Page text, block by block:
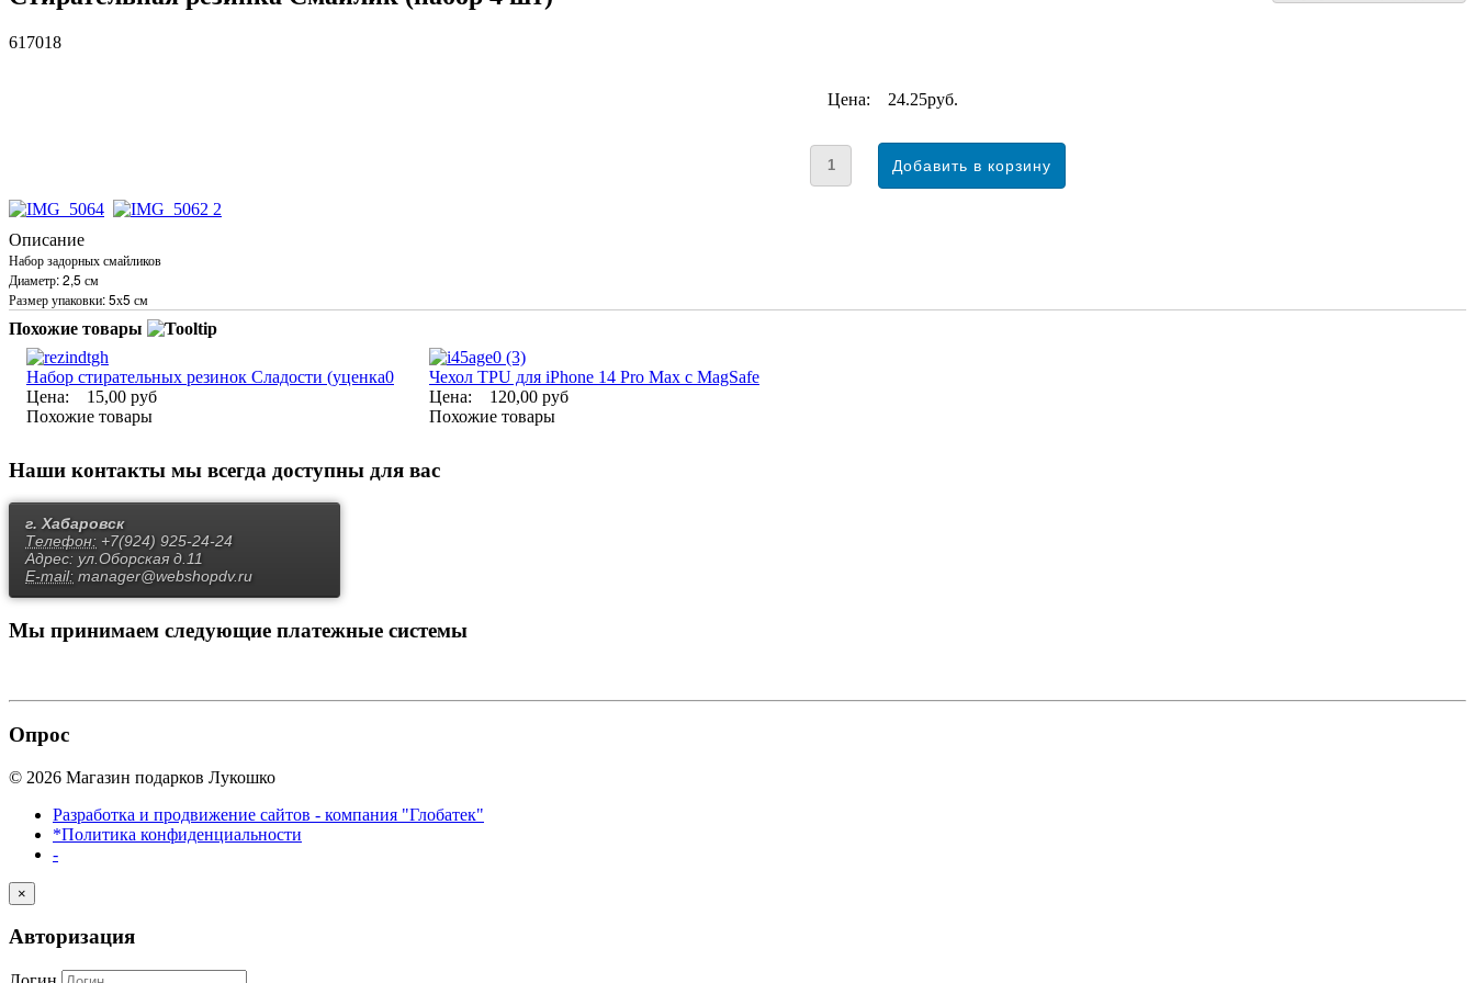
617018
Цена: 24.25руб.
Описание
Набор задорных смайликов
Диаметр: 2,5 см
Размер упаковки: 5х5 см
Похожие товары
Набор стирательных резинок Сладости (уценка0
Цена:
15,00 руб
Похожие товары
Чехол TPU для iPhone 14 Pro Max с MagSafe
Цена:
120,00 руб
Похожие товары
Наши контакты мы всегда доступны для вас
г. Хабаровск
Телефон: +7(924) 925-24-24
Адрес: ул.Оборская д.11
E-mail: manager@webshopdv.ru
Мы принимаем следующие платежные системы
Опрос
© 2026 Магазин подарков Лукошко
Разработка и продвижение сайтов - компания "Глобатек"
*Политика конфиденциальности
-
×
Авторизация